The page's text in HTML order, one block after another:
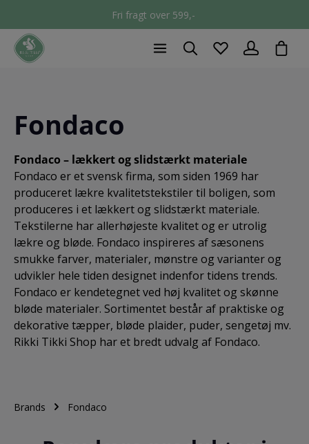
Fri fragt over 599,-
Fondaco
Fondaco – lækkert og slidstærkt materiale
Fondaco er et svensk firma, som siden 1969 har
produceret lækre kvalitetstekstiler til boligen, som
produceres i et lækkert og slidstærkt materiale.
Tekstilerne har allerhøjeste kvalitet og er utrolig
lækre og bløde. Fondaco inspireres af sæsonens
smukke farver, materialer, mønstre og varianter og
udvikler hele tiden designet indenfor tidens trends.
Fondaco er kendetegnet ved høj kvalitet og skønne
bløde materialer. Sortimentet består af praktiske og
dekorative tæpper, bløde plaider, puder, sengetøj mv.
Rikki Tikki Shop har et bredt udvalg af Fondaco.
Brands Fondaco